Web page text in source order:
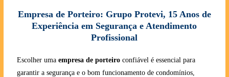
Empresa de Porteiro: Grupo Protevi, 15 Anos de
Experiência em Segurança e Atendimento
Profissional
Escolher uma empresa de porteiroconfiável é essencial para
garantir a segurança e o bom funcionamento de condomínios,